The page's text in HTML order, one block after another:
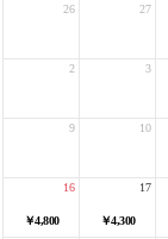
26 27
2 3
9 10
￥4,800
16
￥4,300
17